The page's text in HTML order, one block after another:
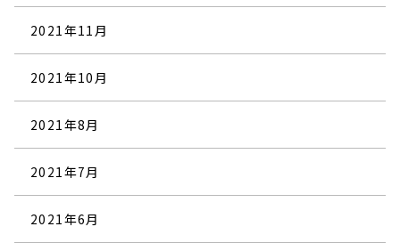
2021年11月
2021年10月
2021年8月
2021年7月
2021年6月